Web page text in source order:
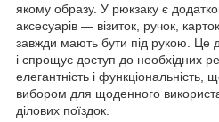
якому образу. У рюкзаку є
аксесуарів — візиток, ручок,
завжди мають бути під рукою. Це
і спрощує доступ до необхідних
елегантність і
вибором для щоденного
ділових поїздок.